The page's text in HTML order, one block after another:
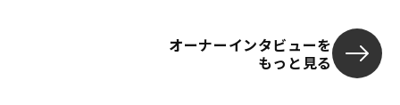
オーナーインタビューを
もっと見る